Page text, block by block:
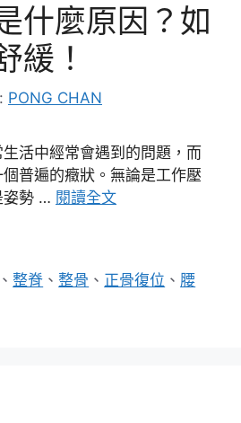
什麼原因？如
緩！
PONG CHAN
活中經常會遇到的問題，而
普遍的癥狀。無論是工作壓
姿勢 … 閱讀全文
、整脊 、整骨 、 正骨復位 、 腰